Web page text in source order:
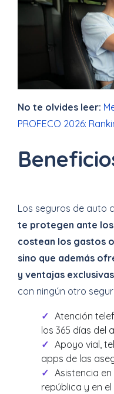
No te olvides leer:
PROFECO 2026:
Los seguros de auto
te protegen ante
costean los gastos
sino que además
y ventajas exclusivas
con ningún otro
Atención
los 365 días del
Apoyo vial,
apps de las
Asistencia
república y en